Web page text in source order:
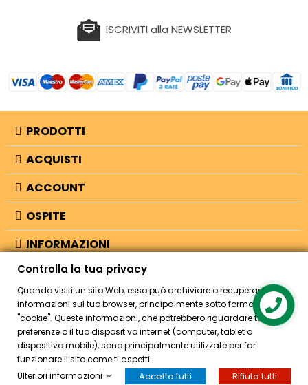
ISCRIVITI alla NEWSLETTER
PRODOTTI
ACQUISTI
ACCOUNT
OSPITE
INFORMAZIONI
NEGOZIO
© 2026 - Bellearti.it -credits
HOME ACCOUNT CASSA CERCA
Controlla la tua privacy
Quando visiti un sito Web, esso può archiviare o recuperare
informazioni sul tuo browser, principalmente sotto forma di
"cookie". Queste informazioni, che potrebbero riguardare te, le tue
preferenze o il tuo dispositivo internet (computer, tablet o
dispositivo mobile), sono principalmente utilizzate per far
funzionare il sito come ti aspetti.
Ulteriori informazioni
Accetta tutti Rifiuta tutti
Contact us